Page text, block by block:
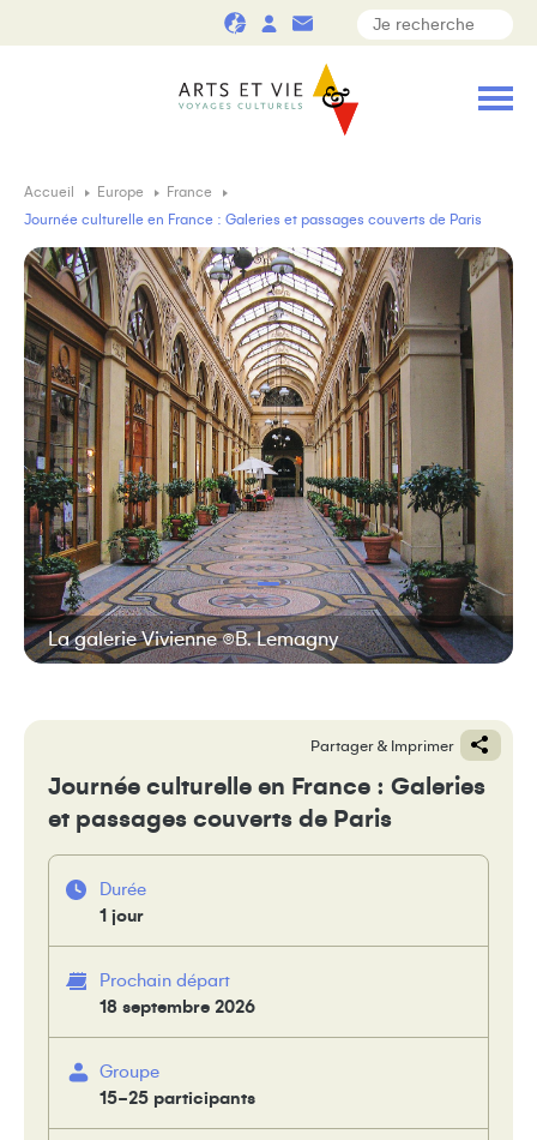
Accueil Europe
France
Journée culturelle en France : Galeries et passages couverts de Paris
La galerie Vivienne ©B. Lemagny
Partager & Imprimer
Journée culturelle en France : Galeries
et passages couverts de Paris
Durée
1 jour
Prochain départ
18 septembre 2026
Groupe
15-25 participants